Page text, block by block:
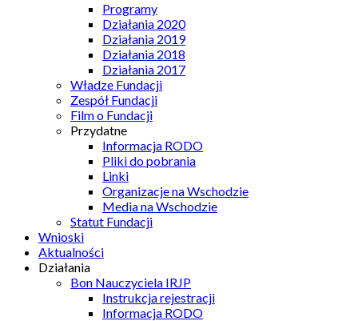
Programy
Działania 2020
Działania 2019
Działania 2018
Działania 2017
Władze Fundacji
Zespół Fundacji
Film o Fundacji
Przydatne
Informacja RODO
Pliki do pobrania
Linki
Organizacje na Wschodzie
Media na Wschodzie
Statut Fundacji
Wnioski
Aktualności
Działania
Bon Nauczyciela IRJP
Instrukcja rejestracji
Informacja RODO